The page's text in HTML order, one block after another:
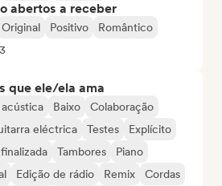
abertos a receber
Original Positivo
Romântico
que ele/ela ama
Baixo
Colaboração
eléctrica Testes
Explícito
Tambores
Piano
Edição de rádio Remix Cordas